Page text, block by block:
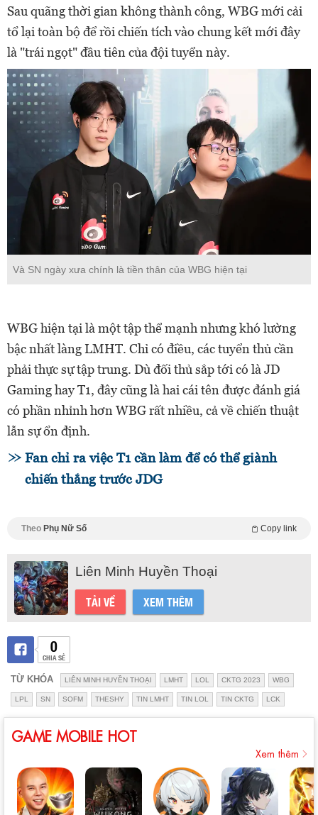
Sau quãng thời gian không thành công, WBG mới cải
tổ lại toàn bộ để rồi chiến tích vào chung kết mới đây
là "trái ngọt" đầu tiên của đội tuyển này.
Và SN ngày xưa chính là tiền thân của WBG hiện tại
WBG hiện tại là một tập thể mạnh nhưng khó lường
bậc nhất làng LMHT. Chỉ có điều, các tuyển thủ cần
phải thực sự tập trung. Dù đối thủ sắp tới có là JD
Gaming hay T1, đây cũng là hai cái tên được đánh giá
có phần nhỉnh hơn WBG rất nhiều, cả về chiến thuật
lẫn sự ổn định.
Fan chỉ ra việc T1 cần làm để có thể giành
chiến thắng trước JDG
Theo Phụ Nữ Số Copy link
Liên Minh Huyền Thoại
TẢI VỀ XEM THÊM
0
CHIA SẺ
TỪ KHÓA LIÊN MINH HUYỀN THOẠI LMHT LOL CKTG 2023 WBG
LPL SN SOFM THESHY TIN LMHT TIN LOL TIN CKTG LCK
GAME MOBILE HOT
Xem thêm